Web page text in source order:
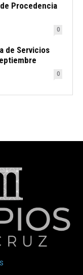
Procedencia
0
de Servicios
0